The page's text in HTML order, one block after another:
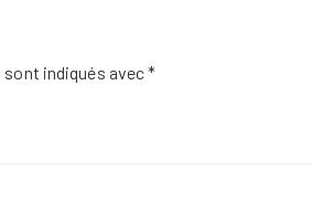
sont indiqués avec*